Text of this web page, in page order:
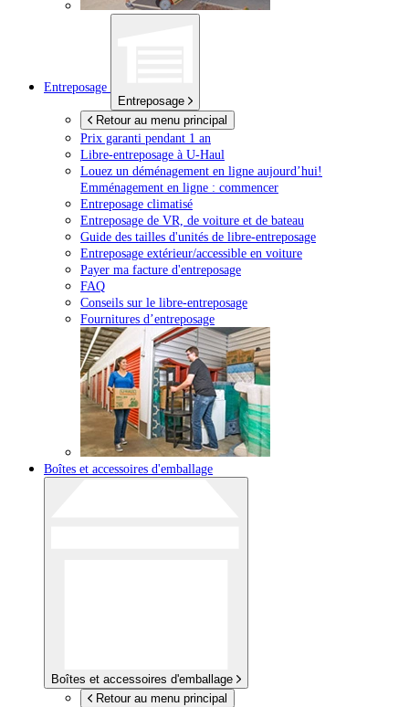
Entreposage
Entreposage
Retour au menu principal
Prix garanti pendant 1 an
Libre-entreposage à U-Haul
Louez un déménagement en ligne aujourd’hui!
Emménagement en ligne : commencer
Entreposage climatisé
Entreposage de VR, de voiture et de bateau
Guide des tailles d'unités de libre-entreposage
Entreposage extérieur/accessible en voiture
Payer ma facture d'entreposage
FAQ
Conseils sur le libre-entreposage
Fournitures d’entreposage
Boîtes et accessoires d'emballage
Boîtes et accessoires d'emballage
Retour au menu principal